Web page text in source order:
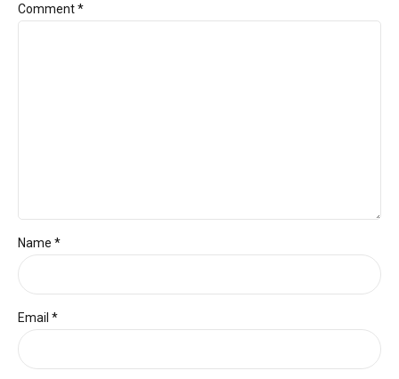
Comment*
Name *
Email *